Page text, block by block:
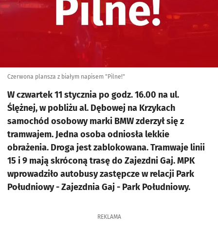
Czerwona plansza z białym napisem "Pilne!"
W czwartek 11 stycznia po godz. 16.00 na ul.
Ślężnej, w pobliżu al. Dębowej na Krzykach
samochód osobowy marki BMW zderzył się z
tramwajem. Jedna osoba odniosła lekkie
obrażenia. Droga jest zablokowana. Tramwaje linii
15 i 9 mają skróconą trasę do Zajezdni Gaj. MPK
wprowadziło autobusy zastępcze w relacji Park
Południowy - Zajezdnia Gaj - Park Południowy.
REKLAMA